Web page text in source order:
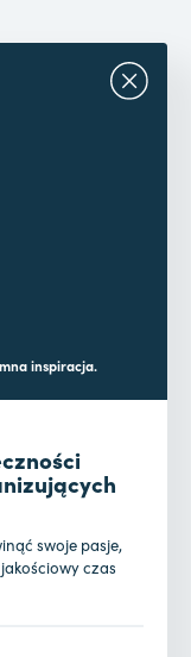
inspiracja.
swoje pasje,
czas